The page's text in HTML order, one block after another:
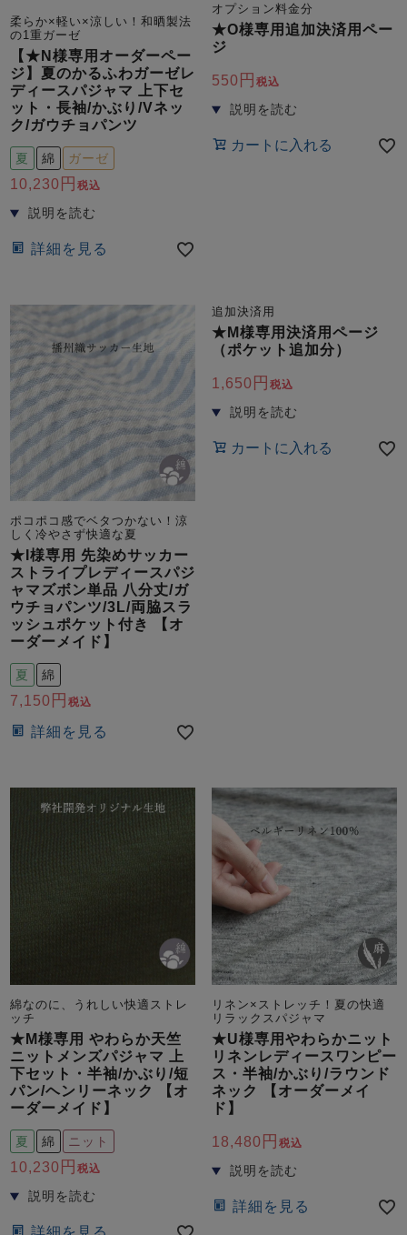
売れ筋ランキング
- Item Ranking -
すべてのデザインのパジャマ一覧はこちら
柔らか×軽い×涼しい！和晒製法
の1重ガーゼ
【★N様専用オーダーペー
ジ】夏のかるふわガーゼレ
ディースパジャマ 上下セ
ット・長袖/かぶり/Vネッ
ク/ガウチョパンツ
夏 綿 ガーゼ
10,230 税込
詳細を見る
オプション料金分
★O様専用追加決済用ペー
ジ
550 税込
カートに入れる
ポコポコ感でベタつかない！涼
しく冷やさず快適な夏
★I様専用 先染めサッカー
ストライプレディースパジ
ャマズボン単品 八分丈/ガ
ウチョパンツ/3L/両脇スラ
ッシュポケット付き 【オ
ーダーメイド】
夏 綿
7,150 税込
詳細を見る
追加決済用
★M様専用決済用ページ
（ポケット追加分）
1,650 税込
カートに入れる
綿なのに、うれしい快適ストレ
ッチ
★M様専用 やわらか天竺
ニットメンズパジャマ 上
下セット・半袖/かぶり/短
パン/ヘンリーネック 【オ
ーダーメイド】
夏 綿 ニット
10,230 税込
詳細を見る
リネン×ストレッチ！夏の快適
リラックスパジャマ
★U様専用やわらかニット
リネンレディースワンピー
ス・半袖/かぶり/ラウンド
ネック 【オーダーメイ
ド】
18,480 税込
詳細を見る